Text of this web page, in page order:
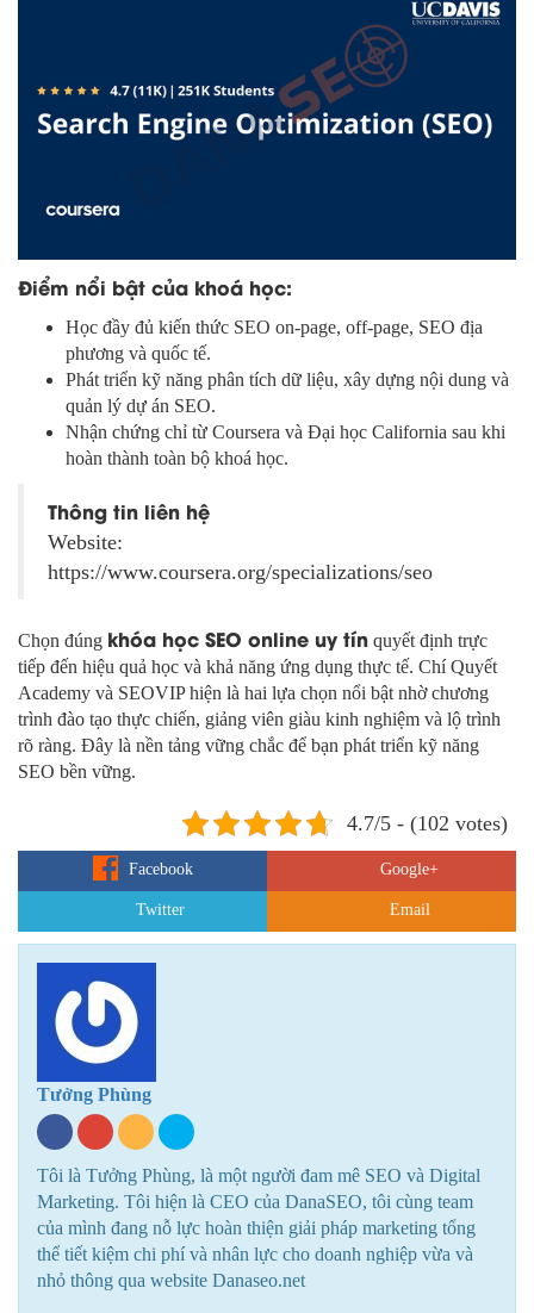
Điểm nổi bật của khoá học:
Học đầy đủ kiến thức SEO on-page, off-page, SEO địa
phương và quốc tế.
Phát triển kỹ năng phân tích dữ liệu, xây dựng nội dung và
quản lý dự án SEO.
Nhận chứng chỉ từ Coursera và Đại học California sau khi
hoàn thành toàn bộ khoá học.
Thông tin liên hệ
Website:
https://www.coursera.org/specializations/seo
Chọn đúng khóa học SEO online uy tín quyết định trực
tiếp đến hiệu quả học và khả năng ứng dụng thực tế. Chí Quyết
Academy và SEOVIP hiện là hai lựa chọn nổi bật nhờ chương
trình đào tạo thực chiến, giảng viên giàu kinh nghiệm và lộ trình
rõ ràng. Đây là nền tảng vững chắc để bạn phát triển kỹ năng
SEO bền vững.
4.7/5 - (102 votes)
Facebook Google+
Twitter Email
Tưởng Phùng
Tôi là Tưởng Phùng, là một người đam mê SEO và Digital
Marketing. Tôi hiện là CEO của DanaSEO, tôi cùng team
của mình đang nỗ lực hoàn thiện giải pháp marketing tổng
thể tiết kiệm chi phí và nhân lực cho doanh nghiệp vừa và
nhỏ thông qua website Danaseo.net